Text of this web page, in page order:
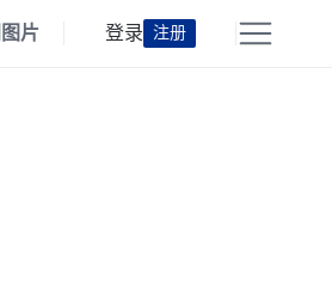
图片 登录 注册